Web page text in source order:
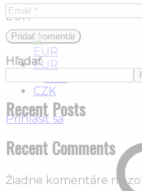
EUR
EUR
CZK
Prihlásiť sa
Hľadať
Recent Posts
Recent Comments
Žiadne komentáre na